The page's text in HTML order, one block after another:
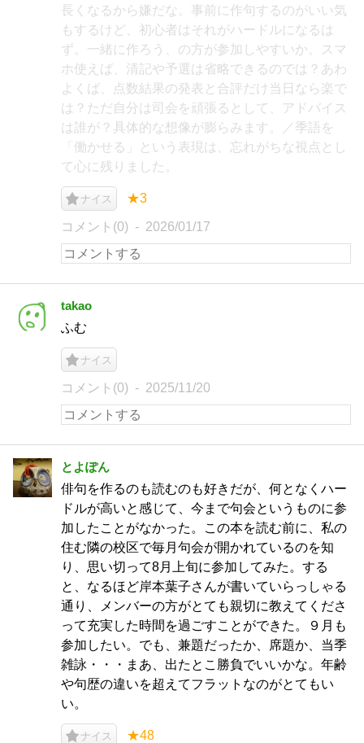
長くなるから嫌だな。事前に作句するのがいい気
もするけど、初心者はそれがハードルになるは
ず。一緒に作ろう、の方が参加しやすいか。スマ
ホ使えば、清記や予選は省略できるのでは？あわ
よくば、点数結果の発表と合評だけ当日なら楽で
は？ただ自分は司会を頑張るとして、アドバイス
は誰が？具体的な想像が膨らみます。／季語を
「働かせる」という表現は、忘れがちな視点とし
て心に残りました。
ナイス ★3
コメント(0) 2026/01/17
takao
ふむ
ナイス
コメント(0) 2025/11/20
とよぽん
俳句を作るのも読むのも好きだが、何となくハー
ドルが高いと感じて、今まで句会というものに参
加したことがなかった。この本を読む前に、私の
住む隣の校区で毎月句会が開かれているのを知
り、思い切って8月上旬に参加してみた。する
と、なるほど岸本葉子さんが書いていらっしゃる
通り、メンバーの方がとても親切に教えてくださ
って充実した時間を過ごすことができた。９月も
参加したい。でも、兼題だったか、席題か、当季
雑詠・・・まあ、出たとこ勝負でいいかな。年齢
や句歴の違いを超えてフラットなのがとてもい
い。
ナイス ★48